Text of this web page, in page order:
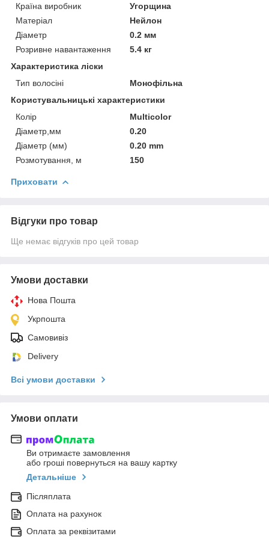
Країна виробник
Угорщина
Матеріал
Нейлон
Діаметр
0.2 мм
Розривне навантаження
5.4 кг
Характеристика ліски
Тип волосіні
Монофільна
Користувальницькі характеристики
Колір
Multicolor
Діаметр,мм
0.20
Діаметр (мм)
0.20 mm
Розмотування, м
150
Приховати
Відгуки про товар
Ще немає відгуків про цей товар
Умови доставки
Нова Пошта
Укрпошта
Самовивіз
Delivery
Всі умови доставки
Умови оплати
Ви отримаєте замовлення
або гроші повернуться на вашу картку
Детальніше
Післяплата
Оплата на рахунок
Оплата за реквізитами